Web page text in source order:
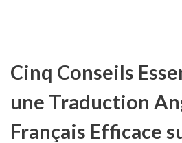
Cinq Conseils
une Traduction
Français Efficace